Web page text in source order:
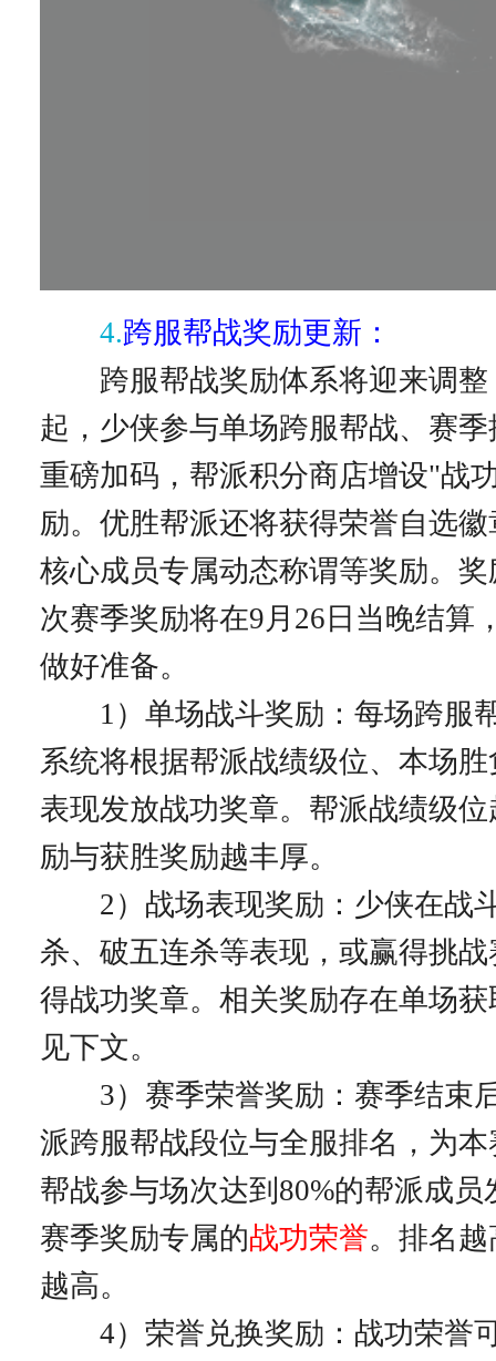
4.跨服帮战奖励更新：
跨服帮战奖励体系将迎来调整
起，少侠参与单场跨服帮战、赛
重磅加码，帮派积分商店增设"战
励。优胜帮派还将获得荣誉自选
核心成员专属动态称谓等奖励。
次赛季奖励将在9月26日当晚结算
做好准备。
1）单场战斗奖励：每场跨服
系统将根据帮派战绩级位、本场
表现发放战功奖章。帮派战绩级
励与获胜奖励越丰厚。
2）战场表现奖励：少侠在战
杀、破五连杀等表现，或赢得挑
得战功奖章。相关奖励存在单场
见下文。
3）赛季荣誉奖励：赛季结束
派跨服帮战段位与全服排名，为
帮战参与场次达到80%的帮派成员
赛季奖励专属的战功荣誉。排名
越高。
4）荣誉兑换奖励：战功荣誉